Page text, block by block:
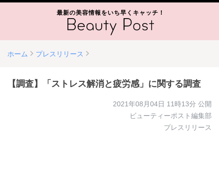
最新の美容情報をいち早くキャッチ！
ホーム プレスリリース
【調査】「ストレス解消と疲労感」に関する調査
2021年08月04日 11時13分 公開
ビューティーポスト編集部
プレスリリース